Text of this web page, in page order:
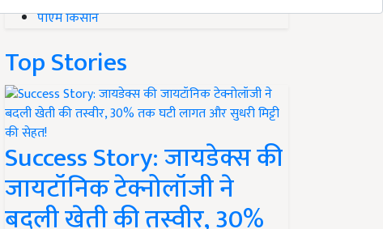
पीएम किसान
Top Stories
Success Story: जायडेक्स की
जायटॉनिक टेक्नोलॉजी ने
बदली खेती की तस्वीर, 30%